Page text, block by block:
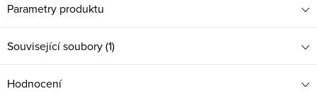
Parametry produktu
Související soubory (1)
Hodnocení